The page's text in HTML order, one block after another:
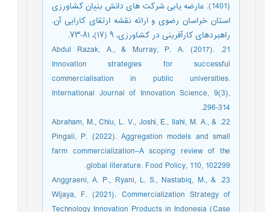
(1401). عارضه یابی شرکت های دانش بنیان کشاورزی
استان خراسان رضوی و ارائه نقشه ارتقای کارایی آن.
راهبردهای کارآفرینی در کشاورزی، ۹ (۱۷)، ۸۱-۷۳.
21. Abdul Razak, A., & Murray, P. A. (2017).
Innovation strategies for successful
commercialisation in public universities.
International Journal of Innovation Science, 9(3),
296-314.
22. Abraham, M., Chiu, L. V., Joshi, E., Ilahi, M. A., &
Pingali, P. (2022). Aggregation models and small
farm commercialization–A scoping review of the
global literature. Food Policy, 110, 102299.‏
23. Anggraeni, A. P., Ryani, L. S., Nastabiq, M., &
Wijaya, F. (2021). Commercialization Strategy of